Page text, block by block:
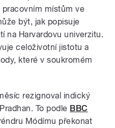
místům ve
být, jak popisuje
na Harvardovu univerzitu.
celoživotní jistotu a
které v soukromém
rezignoval indický
To podle BBC
Módímu překonat